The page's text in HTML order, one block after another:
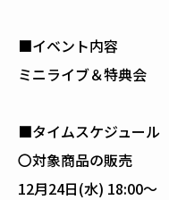
■イベント内容
ミニライブ＆特典会
■タイムスケジュール
〇対象商品の販売
12月24日(水) 18:00～